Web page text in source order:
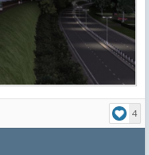
4